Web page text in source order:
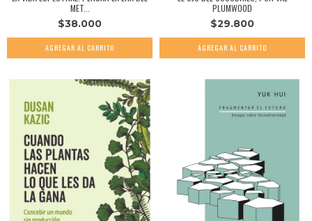
MET...
$38.000
PLUMWOOD
$29.800